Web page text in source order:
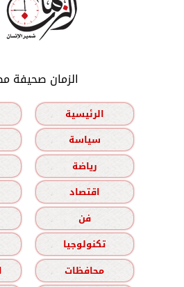
الزمان صحيفة
الرئيسية
سياسة
رياضة
اقتصاد
فن
تكنولوجيا
محافظات